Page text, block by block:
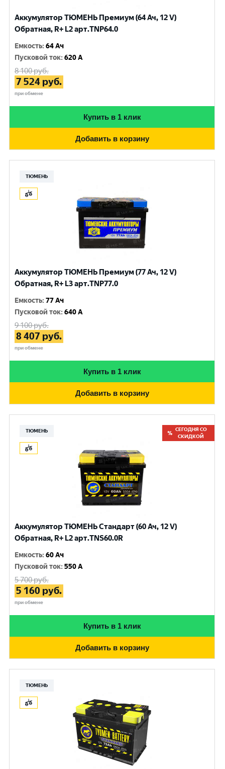
Аккумулятор ТЮМЕНЬ Премиум (64 Ач, 12 V)
Обратная, R+ L2 арт.TNP64.0
Емкость:64 Ач
Пусковой ток:620 A
8 100руб.
7 524 руб.
при обмене
Купить в 1 клик
Добавить в корзину
ТЮМЕНЬ
Аккумулятор ТЮМЕНЬ Премиум (77 Ач, 12 V)
Обратная, R+ L3 арт.TNP77.0
Емкость:77 Ач
Пусковой ток:640 A
9 100руб.
8 407 руб.
при обмене
Купить в 1 клик
Добавить в корзину
ТЮМЕНЬ
СЕГОДНЯ СО
СКИДКОЙ
Аккумулятор ТЮМЕНЬ Стандарт (60 Ач, 12 V)
Обратная, R+ L2 арт.TNS60.0R
Емкость:60 Ач
Пусковой ток:550 A
5 700руб.
5 160 руб.
при обмене
Купить в 1 клик
Добавить в корзину
ТЮМЕНЬ